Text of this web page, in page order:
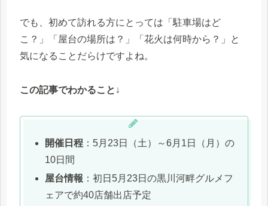
でも、初めて訪れる方にとっては「駐車場はど
こ？」「屋台の場所は？」「花火は何時から？」と
気になることだらけですよね。
この記事でわかること ↓
開催日程 ：5月23日（土）～6月1日（月）の
10日間
屋台情報 ：初日5月23日の黒川河畔グルメフ
ェアで約40店舗出店予定